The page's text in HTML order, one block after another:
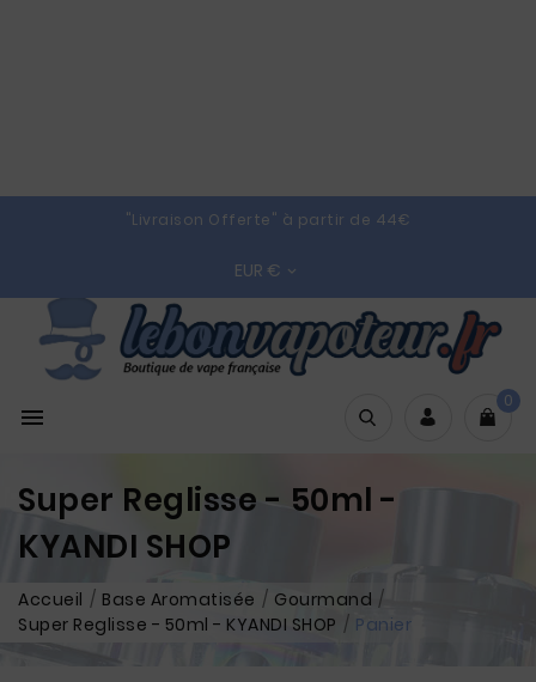
"Livraison Offerte" à partir de 44€
EUR € 

0
Super Reglisse - 50ml -
KYANDI SHOP
Accueil Base Aromatisée
Gourmand
Super Reglisse - 50ml - KYANDI SHOP
Panier